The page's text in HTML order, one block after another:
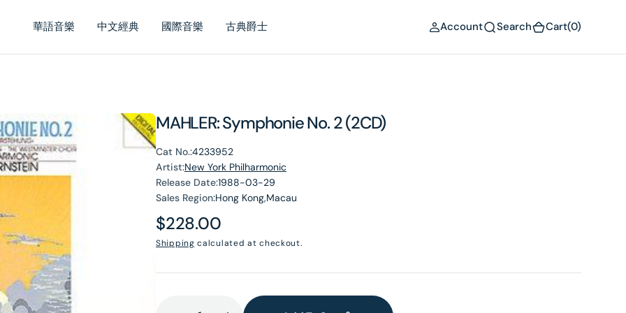
華語音樂 中文經典 國際音樂 古典爵士 Account Search Cart(0)
MAHLER: Symphonie No. 2 (2CD)
Cat No.:4233952
Artist:New York Philharmonic
Release Date:1988-03-29
Sales Region:Hong Kong,Macau
Regular
price
$228.00
Shipping calculated at checkout.